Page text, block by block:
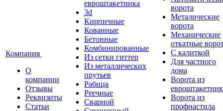
Компания
О
компании
Отзывы
Реквизиты
Статьи
евроштакетника
3d
Кирпичные
Кованные
Бетонные
Комбинированные
Из сетки гиттер
Из металлических
прутьев
Рабица
Реечные
Сварной
ворота
Металические
ворота
Механические
откатные
С калиткой
Для частного
дома
Ворота из
Ворота из
профнастила